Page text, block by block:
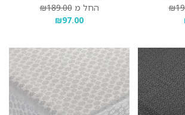
החל מ ₪189.00
₪97.00